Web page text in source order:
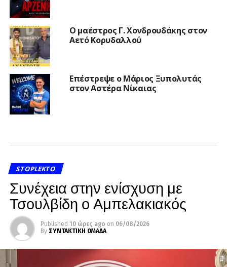
Ο μαέστρος Γ. Χονδρουδάκης στον
Αετό Κορυδαλλού
Επέστρεψε ο Μάριος Ξυπολυτάς
στον Αστέρα Νίκαιας
STOPLEKTO
Συνέχεια στην ενίσχυση με
Τσουλβίδη ο Αμπελακιακός
Published 10 ώρες ago on 06/08/2026
By ΣΥΝΤΑΚΤΙΚΗ ΟΜΑΔΑ